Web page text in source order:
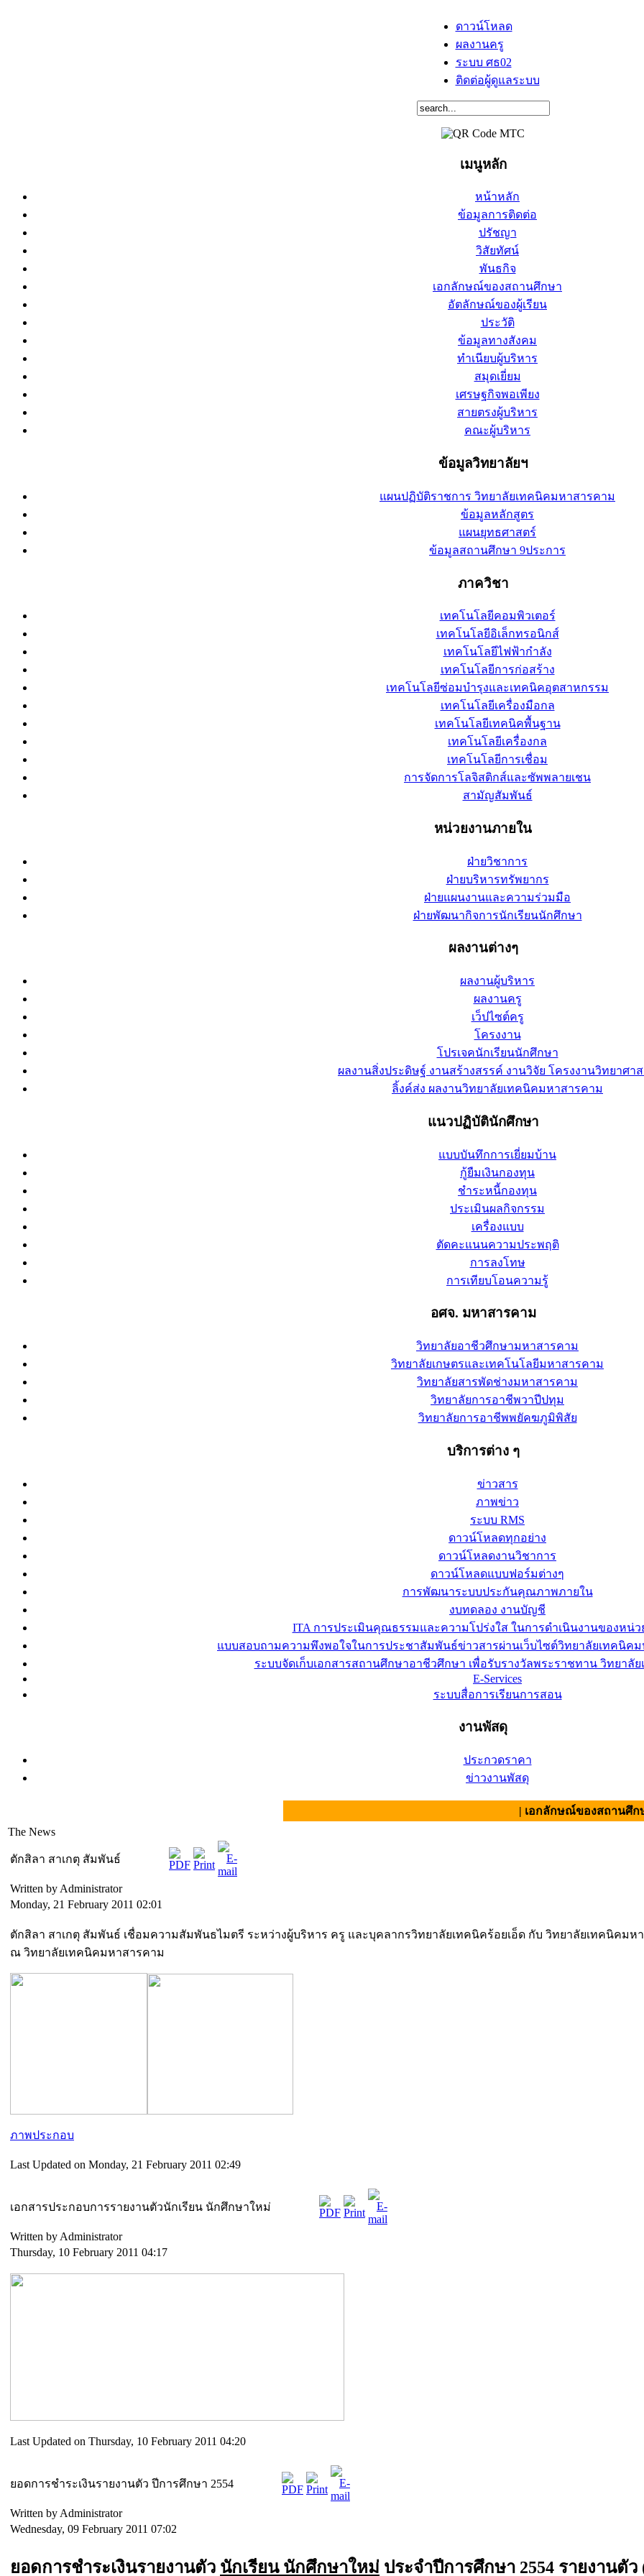
ดาวน์โหลด
ผลงานครู
ระบบ ศธ02
ติดต่อผู้ดูแลระบบ
เมนูหลัก
หน้าหลัก
ข้อมูลการติดต่อ
ปรัชญา
วิสัยทัศน์
พันธกิจ
เอกลักษณ์ของสถานศึกษา
อัตลักษณ์ของผู้เรียน
ประวัติ
ข้อมูลทางสังคม
ทำเนียบผู้บริหาร
สมุดเยี่ยม
เศรษฐกิจพอเพียง
สายตรงผู้บริหาร
คณะผู้บริหาร
ข้อมูลวิทยาลัยฯ
แผนปฏิบัติราชการ วิทยาลัยเทคนิคมหาสารคาม
ข้อมูลหลักสูตร
แผนยุทธศาสตร์
ข้อมูลสถานศึกษา 9ประการ
ภาควิชา
เทคโนโลยีคอมพิวเตอร์
เทคโนโลยีอิเล็กทรอนิกส์
เทคโนโลยีไฟฟ้ากำลัง
เทคโนโลยีการก่อสร้าง
เทคโนโลยีซ่อมบำรุงและเทคนิคอุตสาหกรรม
เทคโนโลยีเครื่องมือกล
เทคโนโลยีเทคนิคพื้นฐาน
เทคโนโลยีเครื่องกล
เทคโนโลยีการเชื่อม
การจัดการโลจิสติกส์และซัพพลายเชน
สามัญสัมพันธ์
หน่วยงานภายใน
ฝ่ายวิชาการ
ฝ่ายบริหารทรัพยากร
ฝ่ายแผนงานและความร่วมมือ
ฝ่ายพัฒนากิจการนักเรียนนักศึกษา
ผลงานต่างๆ
ผลงานผู้บริหาร
ผลงานครู
เว็ปไซต์ครู
โครงงาน
โปรเจคนักเรียนนักศึกษา
ผลงานสิ่งประดิษฐ์ งานสร้างสรรค์ งานวิจัย โครงงานวิทยาศา
ลิ้งค์ส่ง ผลงานวิทยาลัยเทคนิคมหาสารคาม
แนวปฏิบัตินักศึกษา
แบบบันทึกการเยี่ยมบ้าน
กู้ยืมเงินกองทุน
ชำระหนี้กองทุน
ประเมินผลกิจกรรม
เครื่องแบบ
ตัดคะแนนความประพฤติ
การลงโทษ
การเทียบโอนความรู้
อศจ. มหาสารคาม
วิทยาลัยอาชีวศึกษามหาสารคาม
วิทยาลัยเกษตรและเทคโนโลยีมหาสารคาม
วิทยาลัยสารพัดช่างมหาสารคาม
วิทยาลัยการอาชีพวาปีปทุม
วิทยาลัยการอาชีพพยัคฆภูมิพิสัย
บริการต่าง ๆ
ข่าวสาร
ภาพข่าว
ระบบ RMS
ดาวน์โหลดทุกอย่าง
ดาวน์โหลดงานวิชาการ
ดาวน์โหลดแบบฟอร์มต่างๆ
การพัฒนาระบบประกันคุณภาพภายใน
งบทดลอง งานบัญชี
ITA การประเมินคุณธรรมและความโปร่งใส ในการดำเนินงานของหน่
แบบสอบถามความพึงพอใจในการประชาสัมพันธ์ข่าวสารผ่านเว็บไซต์วิทยาลัยเทคนิคม
ระบบจัดเก็บเอกสารสถานศึกษาอาชีวศึกษา เพื่อรับรางวัลพระราชทาน วิทยาลั
E-Services
ระบบสื่อการเรียนการสอน
งานพัสดุ
ประกวดราคา
ข่าวงานพัสดุ
| เอกลักษณ์ของสถานศึกษา :
The News
ตักสิลา สาเกตุ สัมพันธ์
Written by Administrator
Monday, 21 February 2011 02:01
ตักสิลา สาเกตุ สัมพันธ์ เชื่อมความสัมพันธไมตรี ระหว่างผู้บริหาร ครู และบุคลากรวิทยาลัยเทคนิคร้อยเอ็ด กับ วิทยาลัยเทคนิคมห
ณ วิทยาลัยเทคนิคมหาสารคาม
ภาพประกอบ
Last Updated on Monday, 21 February 2011 02:49
เอกสารประกอบการรายงานตัวนักเรียน นักศึกษาใหม่
Written by Administrator
Thursday, 10 February 2011 04:17
Last Updated on Thursday, 10 February 2011 04:20
ยอดการชำระเงินรายงานตัว ปีการศึกษา 2554
Written by Administrator
Wednesday, 09 February 2011 07:02
ยอดการชำระเงินรายงานตัว นักเรียน นักศึกษาใหม่ ประจำปีการศึกษา 2554 รายงานตั